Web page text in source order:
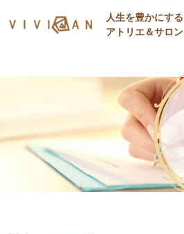
⼈⽣を豊かにする
アトリエ＆サロン